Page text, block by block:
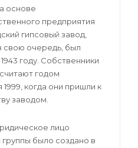
основе
предприятия
гипсовый завод,
свою очередь, был
году. Собственники
годом
1999, когда они пришли к
заводом.
лицо
было создано в